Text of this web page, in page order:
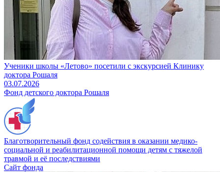
Ученики школы «Летово» посетили с экскурсией Клинику
доктора Рошаля
03.07.2026
Фонд детского доктора Рошаля
Благотворительный фонд содействия в оказании медико-
социальной и реабилитационной помощи детям с тяжелой
травмой и её последствиями
Сайт фонда